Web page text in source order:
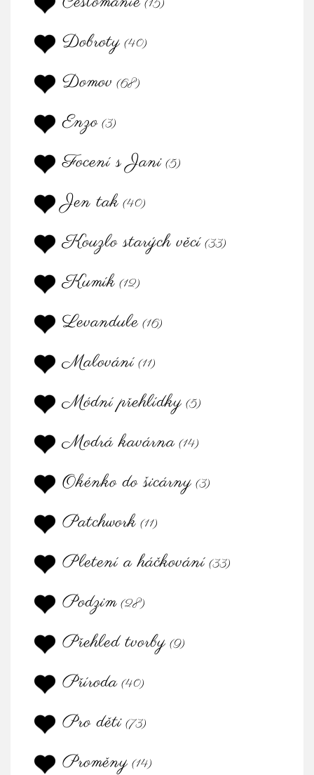
(15)
Dobroty (40)
Domov (68)
Enzo (3)
Focení s Jani (5)
Jen tak (40)
Kouzlo starých věcí (33)
Kumík (12)
Levandule (16)
Malování (11)
Módní přehlídky (5)
Modrá kavárna (14)
Okénko do šicárny (3)
Patchwork (11)
Pletení a háčkování (33)
Podzim (28)
Přehled tvorby (9)
Příroda (40)
Pro děti (73)
Proměny (14)